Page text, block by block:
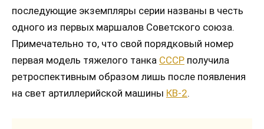
последующие экземпляры серии названы в честь
одного из первых маршалов Советского союза.
Примечательно то, что свой порядковый номер
первая модель тяжелого танка СССР получила
ретроспективным образом лишь после появления
на свет артиллерийской машины КВ-2.